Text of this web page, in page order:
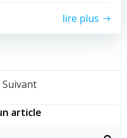
lire plus
Navigation
des
Suivant
article